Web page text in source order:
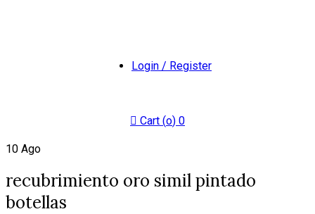
Login / Register
Cart (o) 0
10 Ago
recubrimiento oro simil pintado
botellas